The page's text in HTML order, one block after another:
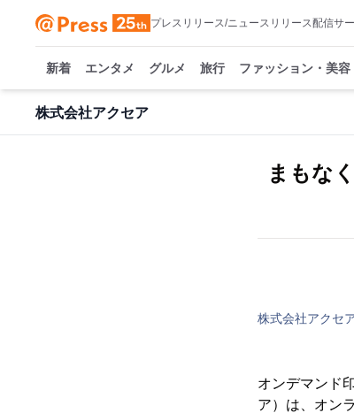
プレスリリース/ニュースリリース配信サ
新着 エンタメ グルメ 旅行 ファッション・美容
株式会社アクセア
まもな
株式会社アクセ
オンデマンド
ア）は、オン